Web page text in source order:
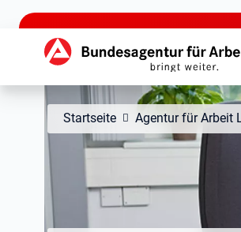
zu den Hauptinhalten springen
Hauptnavigation
Startseite Agentur für Arbeit